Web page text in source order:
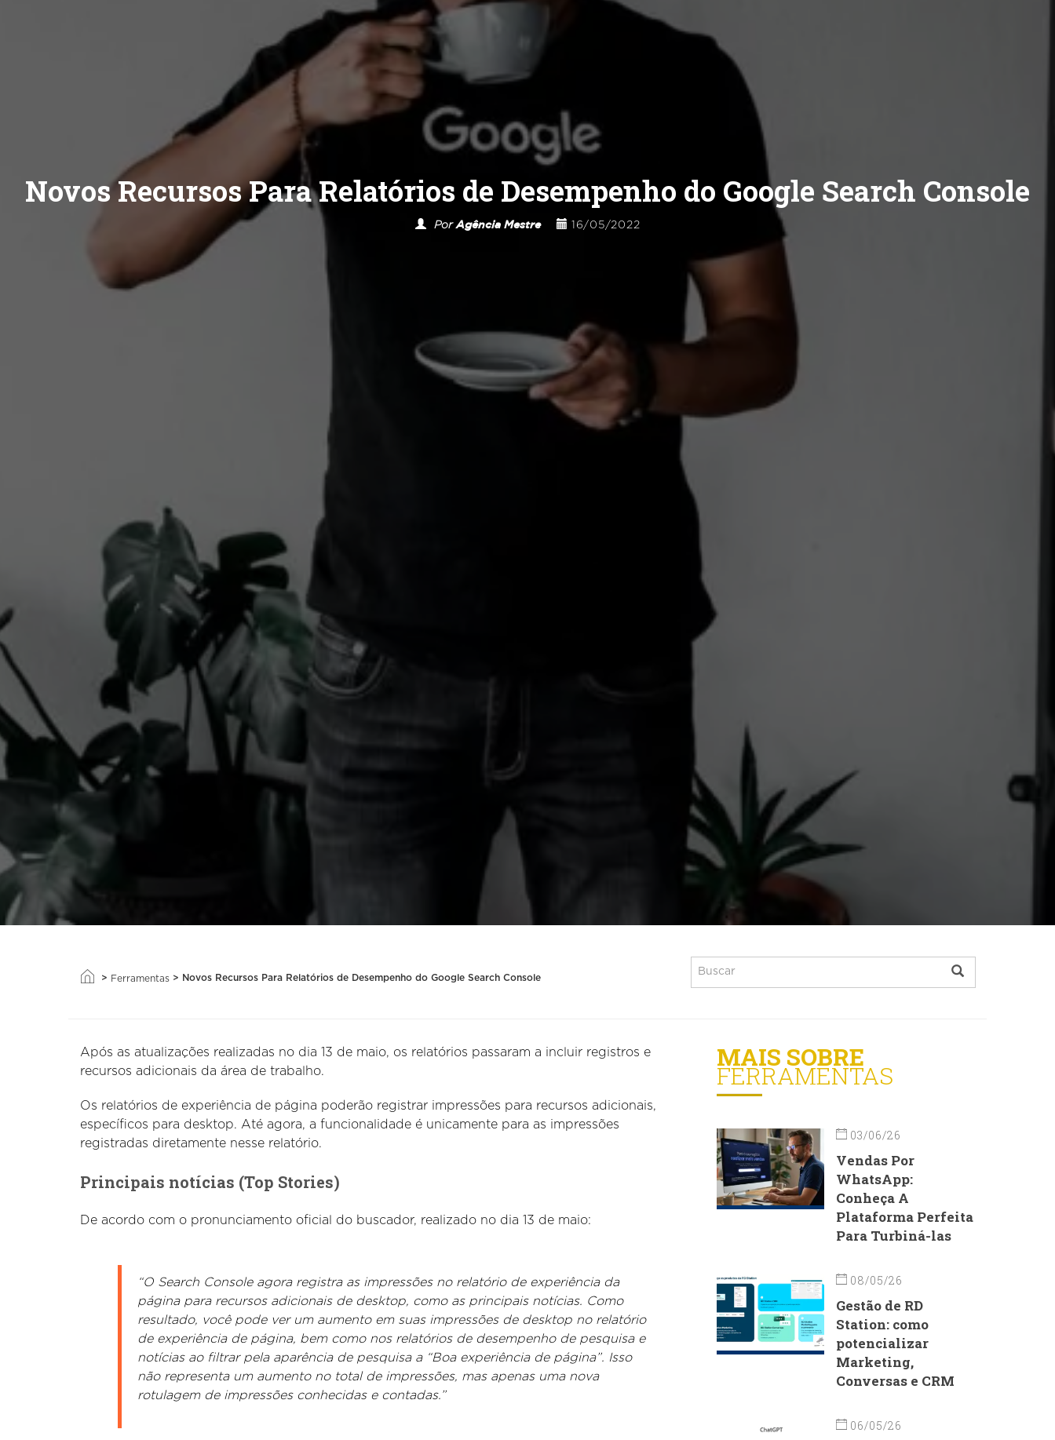
Novos Recursos Para Relatórios de Desempenho do Google Search Console
PorAgência Mestre 16/05/2022
> Ferramentas > Novos Recursos Para Relatórios de Desempenho do Google Search Console
Após as atualizações realizadas no dia 13 de maio, os relatórios passaram a incluir registros e
recursos adicionais da área de trabalho.
Os relatórios de experiência de página poderão registrar impressões para recursos adicionais,
específicos para desktop. Até agora, a funcionalidade é unicamente para as impressões
registradas diretamente nesse relatório.
Principais notícias (Top Stories)
De acordo com o pronunciamento oficial do buscador, realizado no dia 13 de maio:
“O Search Console agora registra as impressões no relatório de experiência da
página para recursos adicionais de desktop, como as principais notícias. Como
resultado, você pode ver um aumento em suas impressões de desktop no relatório
de experiência de página, bem como nos relatórios de desempenho de pesquisa e
notícias ao filtrar pela aparência de pesquisa a “Boa experiência de página”. Isso
não representa um aumento no total de impressões, mas apenas uma nova
rotulagem de impressões conhecidas e contadas.”
MAIS SOBRE
FERRAMENTAS
03/06/26
Vendas Por
WhatsApp:
Conheça A
Plataforma Perfeita
Para Turbiná-las
08/05/26
Gestão de RD
Station: como
potencializar
Marketing,
Conversas e CRM
06/05/26